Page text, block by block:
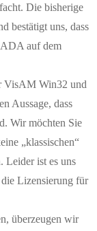
Die bisherige
bestätigt uns, dass
auf dem
VisAM Win32 und
Aussage, dass
Wir möchten Sie
„klassischen“
Leider ist es uns
Lizensierung für
überzeugen wir